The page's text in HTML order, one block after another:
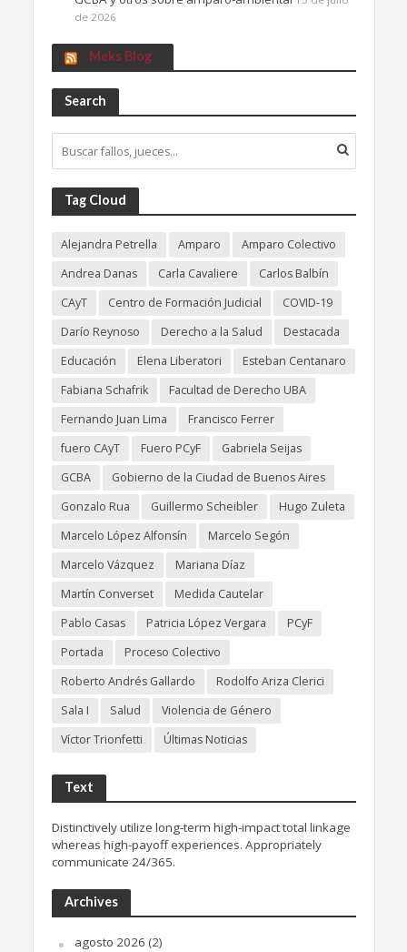
de 2026
Meks Blog
Search
Tag Cloud
Alejandra Petrella Amparo
Amparo Colectivo
Andrea Danas
Carla Cavaliere
Carlos Balbín
CAyT
Centro de Formación Judicial
COVID-19
Darío Reynoso
Derecho a la Salud
Destacada
Educación
Elena Liberatori
Esteban Centanaro
Fabiana Schafrik
Facultad de Derecho UBA
Fernando Juan Lima
Francisco Ferrer
fuero CAyT
Fuero PCyF
Gabriela Seijas
GCBA
Gobierno de la Ciudad de Buenos Aires
Gonzalo Rua
Guillermo Scheibler
Hugo Zuleta
Marcelo López Alfonsín
Marcelo Segón
Marcelo Vázquez
Mariana Díaz
Martín Converset
Medida Cautelar
Pablo Casas
Patricia López Vergara
PCyF
Portada
Proceso Colectivo
Roberto Andrés Gallardo
Rodolfo Ariza Clerici
Sala I
Salud
Violencia de Género
Víctor Trionfetti
Últimas Noticias
Text
Distinctively utilize long-term high-impact total linkage
whereas high-payoff experiences. Appropriately
communicate 24/365.
Archives
agosto 2026 (2)